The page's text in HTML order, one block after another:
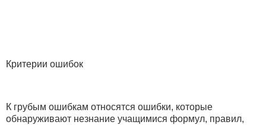
Критерии ошибок
К грубым ошибкам относятся ошибки, которые
обнаруживают незнание учащимися формул, правил,